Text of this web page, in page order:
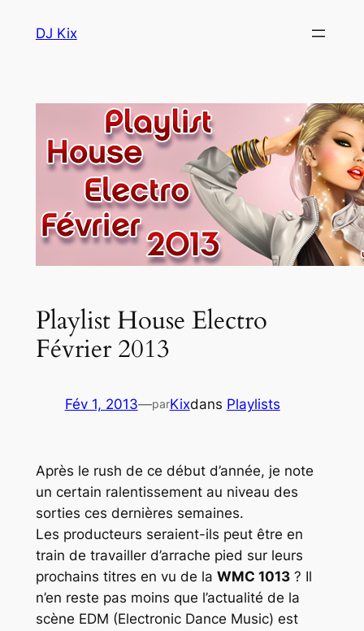
DJ Kix
Playlist House Electro
Février 2013
Fév 1, 2013—parKixdans Playlists
Après le rush de ce début d’année, je note
un certain ralentissement au niveau des
sorties ces dernières semaines.
Les producteurs seraient-ils peut être en
train de travailler d’arrache pied sur leurs
prochains titres en vu de la WMC 1013? Il
n’en reste pas moins que l’actualité de la
scène EDM (Electronic Dance Music) est